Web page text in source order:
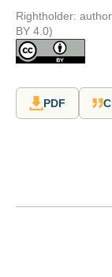
Rightholder:
BY 4.0)
PDF